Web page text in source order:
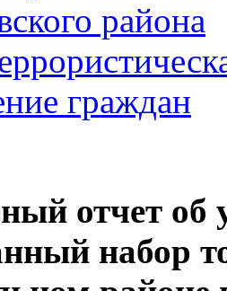
района
граждан
отчет об
набор